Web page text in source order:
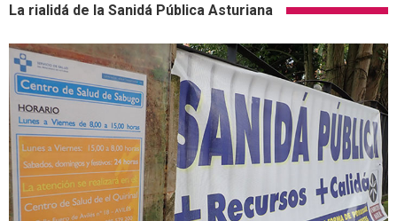
La rialidá de la Sanidá Pública Asturiana